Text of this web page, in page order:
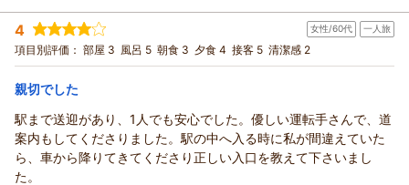
宿泊時期： 2026年06月宿泊 (夫婦旅行)
投稿者： トウサンさん
宿泊プラン： 【須賀谷温泉 スタッフ案内付き 蛍鑑賞ツアー】
朝・夕
宿泊価格帯：
4 女性/60代 一人旅
項目別評価： 部屋 3 風呂 5 朝食 3 夕食 4 接客 5 清潔感 2
親切でした
駅まで送迎があり、1人でも安心でした。優しい運転手さんで、道
案内もしてくださりました。駅の中へ入る時に私が間違えていた
ら、車から降りてきてくださり正しい入口を教えて下さいまし
た。